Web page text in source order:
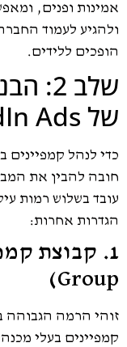
אמינות ופנים,
ולהגיע לעמוד
הופכים ללידים.
שלב
של LinkedIn Ads
כדי לנהל קמפיינים
עובד בשלוש רמות
הגדרות אחרות:
Group)
זוהי הרמה הגבוהה
קמפיינים בעלי